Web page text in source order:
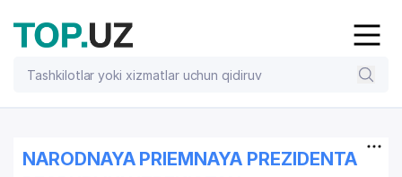
NARODNAYA PRIEMNAYA PREZIDENTA